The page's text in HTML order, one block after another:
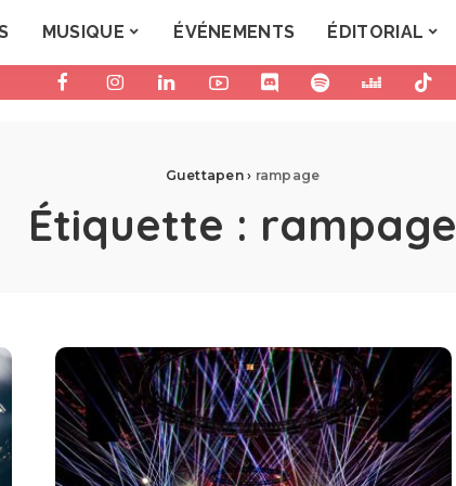
MUSIQUE ÉVÉNEMENTS ÉDITORIAL
Guettapen› rampage
Étiquette : rampage